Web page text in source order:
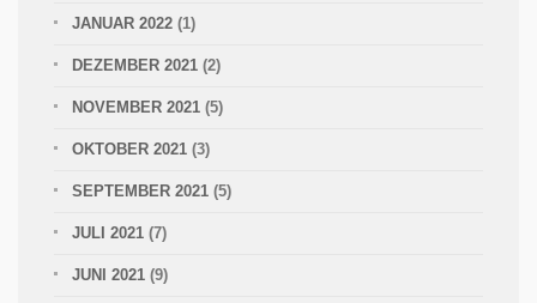
JANUAR 2022 (1)
DEZEMBER 2021 (2)
NOVEMBER 2021 (5)
OKTOBER 2021 (3)
SEPTEMBER 2021 (5)
JULI 2021 (7)
JUNI 2021 (9)